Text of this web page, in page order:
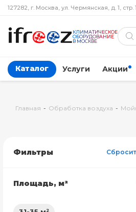
127282, г. Москва, ул. Чермянская, д. 1,
КЛИМАТИЧЕСКОЕ
ОБОРУДОВАНИЕ
В МОСКВЕ
Каталог Услуги Акции
Главная - Обработка воздуха -
Фильтры
Площадь, м²